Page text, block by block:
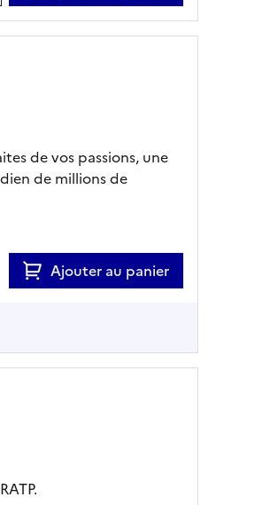
de vos passions, une
de millions de
Ajouter au panier